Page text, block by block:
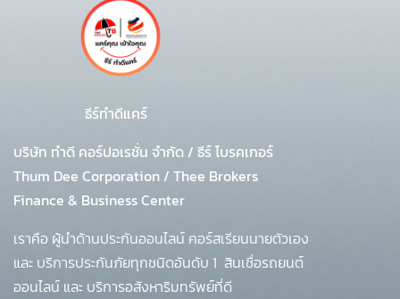
ธีร์ทำดีแคร์
บริษัท ทำดี คอร์ปอเรชั่น จำกัด / ธีร์ โบรคเกอร์
Thum Dee Corporation / Thee Brokers
Finance & Business Center
เราคือ ผู้นำด้านประกันออนไลน์ คอร์สเรียนนายตัวเอง
และ บริการประกันภัยทุกชนิดอันดับ 1 สินเชื่อรถยนต์
ออนไลน์ และ บริการอสังหาริมทรัพย์ที่ดี